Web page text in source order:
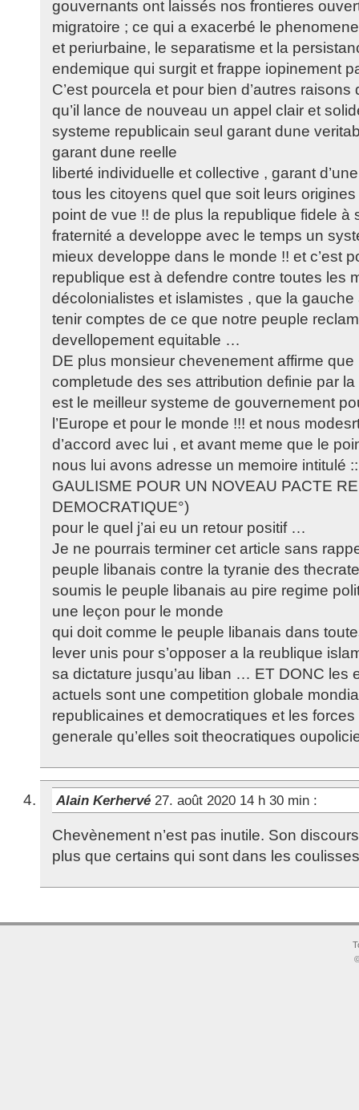
gouvernants ont laissés nos frontieres
migratoire ; ce qui a exacerbé le
et periurbaine, le separatisme et la
endemique qui surgit et frappe iopinement
C’est pourcela et pour bien d’autres raisons
qu’il lance de nouveau un appel clair et
systeme republicain seul garant dune
garant dune reelle
liberté individuelle et collective , garant
tous les citoyens quel que soit leurs
point de vue !! de plus la republique fidele à
fraternité a developpe avec le temps un
mieux developpe dans le monde !! et c’est
republique est à defendre contre toutes les
décolonialistes et islamistes , que la
tenir comptes de ce que notre peuple
devellopement equitable …
DE plus monsieur chevenement affirme
completude des ses attribution definie par
est le meilleur systeme de gouvernement
l’Europe et pour le monde !!! et nous
d’accord avec lui , et avant meme que le
nous lui avons adresse un memoire intitulé
GAULISME POUR UN NOVEAU PACTE
DEMOCRATIQUE°)
pour le quel j’ai eu un retour positif …
Je ne pourrais terminer cet article sans
peuple libanais contre la tyranie des
soumis le peuple libanais au pire regime
une leçon pour le monde
qui doit comme le peuple libanais dans
lever unis pour s’opposer a la reublique
sa dictature jusqu’au liban … ET DONC les
actuels sont une competition globale
republicaines et democratiques et les
generale qu’elles soit theocratiques
Alain Kerhervé 27. août 2020 14 h 30 min :
Chevènement n’est pas inutile. Son
plus que certains qui sont dans les